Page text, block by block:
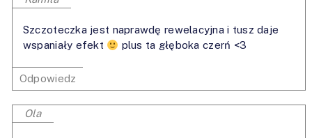
Szczoteczka jest naprawdę rewelacyjna i tusz daje
wspaniały efekt
plus ta głęboka czerń <3
Odpowiedz
Ola